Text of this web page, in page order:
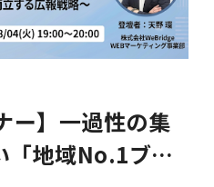
ー】一過性の集
「地域No.1ブラ